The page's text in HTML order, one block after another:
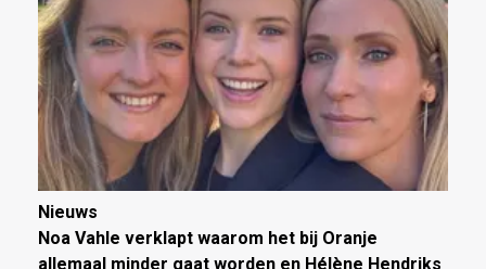
Nieuws
Noa Vahle verklapt waarom het bij Oranje
allemaal minder gaat worden en Hélène Hendriks